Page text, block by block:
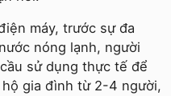
máy, trước sự đa
nóng lạnh, người
sử dụng thực tế để
gia đình từ 2-4 người,